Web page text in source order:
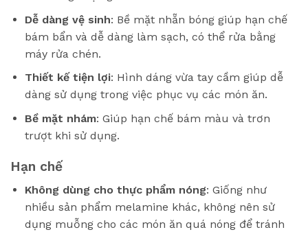
Dễ dàng vệ sinh: Bề mặt nhẵn bóng giúp hạn chế
bám bẩn và dễ dàng làm sạch, có thể rửa bằng
máy rửa chén.
Thiết kế tiện lợi: Hình dáng vừa tay cầm giúp dễ
dàng sử dụng trong việc phục vụ các món ăn.
Bề mặt nhám: Giúp hạn chế bám màu và trơn
trượt khi sử dụng.
Hạn chế
Không dùng cho thực phẩm nóng: Giống như
nhiều sản phẩm melamine khác, không nên sử
dụng muỗng cho các món ăn quá nóng để tránh